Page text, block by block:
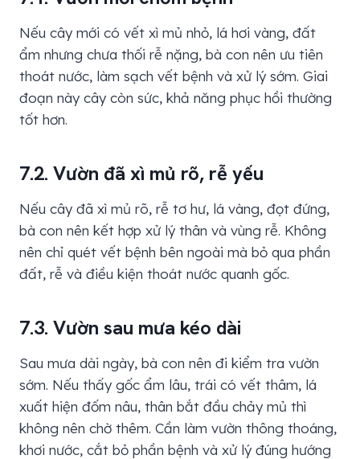
Nếu cây mới có vết xì mủ nhỏ, lá hơi vàng, đất
ẩm nhưng chưa thối rễ nặng, bà con nên ưu tiên
thoát nước, làm sạch vết bệnh và xử lý sớm. Giai
đoạn này cây còn sức, khả năng phục hồi thường
tốt hơn.
7.2. Vườn đã xì mủ rõ, rễ yếu
Nếu cây đã xì mủ rõ, rễ tơ hư, lá vàng, đọt đứng,
bà con nên kết hợp xử lý thân và vùng rễ. Không
nên chỉ quét vết bệnh bên ngoài mà bỏ qua phần
đất, rễ và điều kiện thoát nước quanh gốc.
7.3. Vườn sau mưa kéo dài
Sau mưa dài ngày, bà con nên đi kiểm tra vườn
sớm. Nếu thấy gốc ẩm lâu, trái có vết thâm, lá
xuất hiện đốm nâu, thân bắt đầu chảy mủ thì
không nên chờ thêm. Cần làm vườn thông thoáng,
khơi nước, cắt bỏ phần bệnh và xử lý đúng hướng